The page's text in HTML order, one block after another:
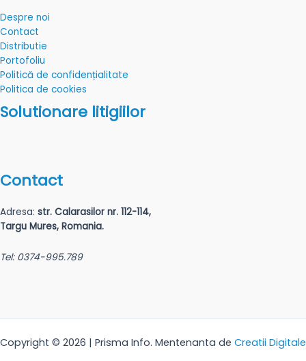
Despre noi
Contact
Distributie
Portofoliu
Politică de confidențialitate
Politica de cookies
Solutionare litigiilor
Contact
Adresa: str. Calarasilor nr. 112-114,
Targu Mures, Romania.
Tel: 0374-995.789
Copyright © 2026 | Prisma Info. Mentenanta de Creatii Digitale